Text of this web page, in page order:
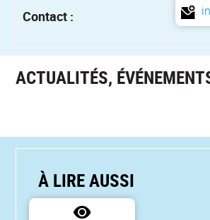
Contact :
ACTUALITÉS,
À LIRE AUSSI